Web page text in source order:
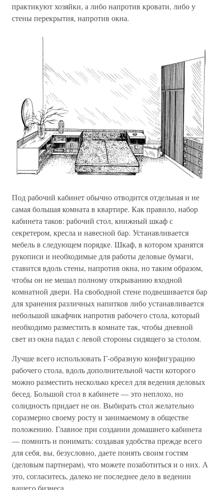
практикуют хозяйки, а либо напротив кровати, либо у
стены перекрытия, напротив окна.
Под рабочий кабинет обычно отводится отдельная и не
самая большая комната в квартире. Как правило, набор
кабинета таков: рабочий стол, книжный шкаф с
секретером, кресла и навесной бар. Устанавливается
мебель в следующем порядке. Шкаф, в котором хранятся
рукописи и необходимые для работы деловые бумаги,
ставится вдоль стены, напротив окна, но таким образом,
чтобы он не мешал полному открыванию входной
комнатной двери. На свободной стене подвешивается бар
для хранения различных напитков либо устанавливается
небольшой шкафчик напротив рабочего стола, который
необходимо разместить в комнате так, чтобы дневной
свет из окна падал с левой стороны сидящего за столом.
Лучше всего использовать Г-образную конфигурацию
рабочего стола, вдоль дополнительной части которого
можно разместить несколько кресел для ведения деловых
бесед. Большой стол в кабинете — это неплохо, но
солидность придает не он. Выбирать стол желательно
соразмерно своему росту и занимаемому в обществе
положению. Главное при создании домашнего кабинета
— помнить и понимать: создавая удобства прежде всего
для себя, вы, безусловно, даете понять своим гостям
(деловым партнерам), что можете позаботиться и о них. А
это, согласитесь, далеко не последнее дело в ведении
вашего бизнеса.